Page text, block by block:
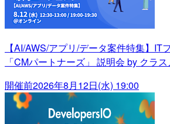
【AI/AWS/アプリ/データ案件特集】IT
「CMパートナーズ」 説明会 by クラ
開催前2026年8月12日(水) 19:00